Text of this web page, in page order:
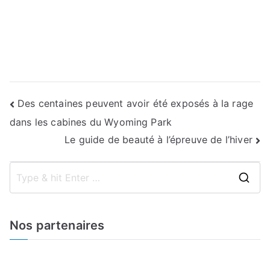
Navigation
de
l’article
Des centaines peuvent avoir été exposés à la rage
dans les cabines du Wyoming Park
Le guide de beauté à l’épreuve de l’hiver
Nos partenaires